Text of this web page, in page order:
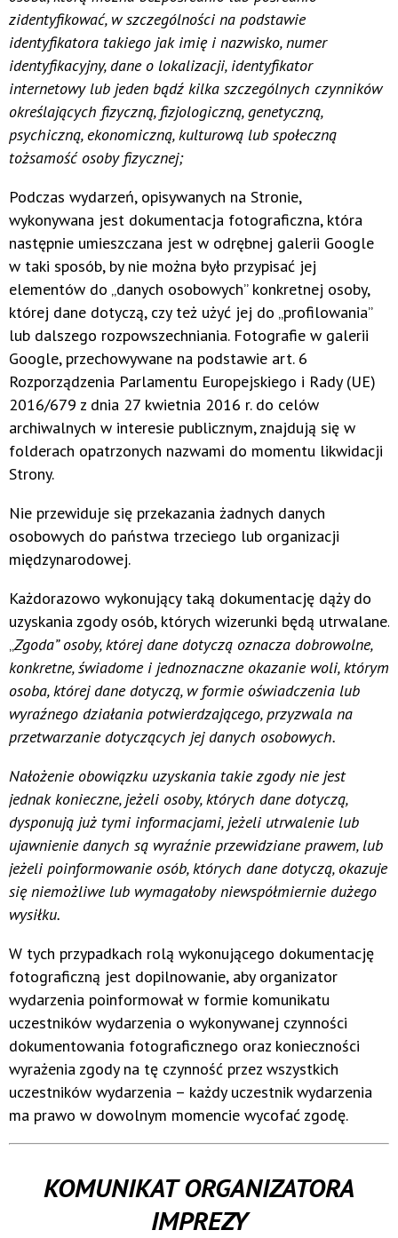
zidentyfikować, w szczególności na podstawie
identyfikatora takiego jak imię i nazwisko, numer
identyfikacyjny, dane o lokalizacji, identyfikator
internetowy lub jeden bądź kilka szczególnych czynników
określających fizyczną, fizjologiczną, genetyczną,
psychiczną, ekonomiczną, kulturową lub społeczną
tożsamość osoby fizycznej;
Podczas wydarzeń, opisywanych na Stronie,
wykonywana jest dokumentacja fotograficzna, która
następnie umieszczana jest w odrębnej galerii Google
w taki sposób, by nie można było przypisać jej
elementów do „danych osobowych” konkretnej osoby,
której dane dotyczą, czy też użyć jej do „profilowania”
lub dalszego rozpowszechniania. Fotografie w galerii
Google, przechowywane na podstawie art. 6
Rozporządzenia Parlamentu Europejskiego i Rady (UE)
2016/679 z dnia 27 kwietnia 2016 r. do celów
archiwalnych w interesie publicznym, znajdują się w
folderach opatrzonych nazwami do momentu likwidacji
Strony.
Nie przewiduje się przekazania żadnych danych
osobowych do państwa trzeciego lub organizacji
międzynarodowej.
Każdorazowo wykonujący taką dokumentację dąży do
uzyskania zgody osób, których wizerunki będą utrwalane.
„Zgoda” osoby, której dane dotyczą oznacza dobrowolne,
konkretne, świadome i jednoznaczne okazanie woli, którym
osoba, której dane dotyczą, w formie oświadczenia lub
wyraźnego działania potwierdzającego, przyzwala na
przetwarzanie dotyczących jej danych osobowych.
Nałożenie obowiązku uzyskania takie zgody nie jest
jednak konieczne, jeżeli osoby, których dane dotyczą,
dysponują już tymi informacjami, jeżeli utrwalenie lub
ujawnienie danych są wyraźnie przewidziane prawem, lub
jeżeli poinformowanie osób, których dane dotyczą, okazuje
się niemożliwe lub wymagałoby niewspółmiernie dużego
wysiłku.
W tych przypadkach rolą wykonującego dokumentację
fotograficzną jest dopilnowanie, aby organizator
wydarzenia poinformował w formie komunikatu
uczestników wydarzenia o wykonywanej czynności
dokumentowania fotograficznego oraz konieczności
wyrażenia zgody na tę czynność przez wszystkich
uczestników wydarzenia – każdy uczestnik wydarzenia
ma prawo w dowolnym momencie wycofać zgodę.
KOMUNIKAT ORGANIZATORA
IMPREZY